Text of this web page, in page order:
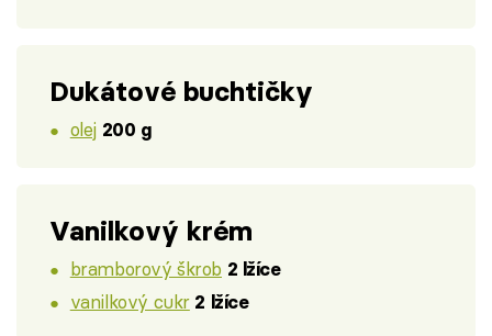
Dukátové buchtičky
olej 200 g
Vanilkový krém
bramborový škrob 2 lžíce
vanilkový cukr 2 lžíce